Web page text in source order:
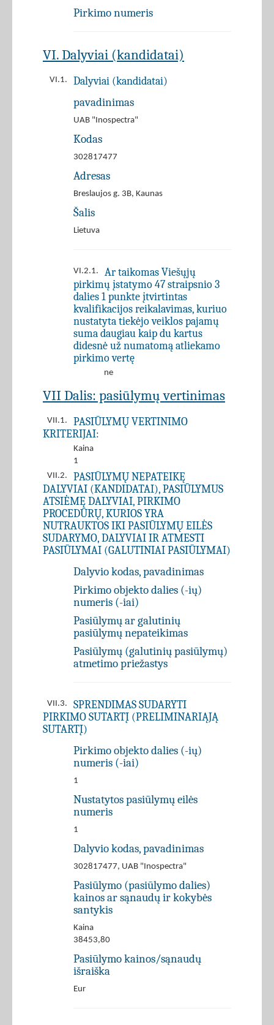
Pirkimo numeris
VI. Dalyviai (kandidatai)
VI.1. Dalyviai (kandidatai)
pavadinimas
UAB "Inospectra"
Kodas
302817477
Adresas
Breslaujos g. 3B, Kaunas
Šalis
Lietuva
VI.2.1.
Ar taikomas Viešųjų
pirkimų įstatymo 47 straipsnio 3
dalies 1 punkte įtvirtintas
kvalifikacijos reikalavimas, kuriuo
nustatyta tiekėjo veiklos pajamų
suma daugiau kaip du kartus
didesnė už numatomą atliekamo
pirkimo vertę
ne
VII Dalis: pasiūlymų vertinimas
VII.1.
PASIŪLYMŲ VERTINIMO
KRITERIJAI:
Kaina
1
VII.2.
PASIŪLYMŲ NEPATEIKĘ
DALYVIAI (KANDIDATAI), PASIŪLYMUS
ATSIĖMĘ DALYVIAI, PIRKIMO
PROCEDŪRŲ, KURIOS YRA
NUTRAUKTOS IKI PASIŪLYMŲ EILĖS
SUDARYMO, DALYVIAI IR ATMESTI
PASIŪLYMAI (GALUTINIAI PASIŪLYMAI)
Dalyvio kodas, pavadinimas
Pirkimo objekto dalies (-ių)
numeris (-iai)
Pasiūlymų ar galutinių
pasiūlymų nepateikimas
Pasiūlymų (galutinių pasiūlymų)
atmetimo priežastys
VII.3.
SPRENDIMAS SUDARYTI
PIRKIMO SUTARTĮ (PRELIMINARIĄJĄ
SUTARTĮ)
Pirkimo objekto dalies (-ių)
numeris (-iai)
1
Nustatytos pasiūlymų eilės
numeris
1
Dalyvio kodas, pavadinimas
302817477, UAB "Inospectra"
Pasiūlymo (pasiūlymo dalies)
kainos ar sąnaudų ir kokybės
santykis
Kaina
38453,80
Pasiūlymo kainos/sąnaudų
išraiška
Eur